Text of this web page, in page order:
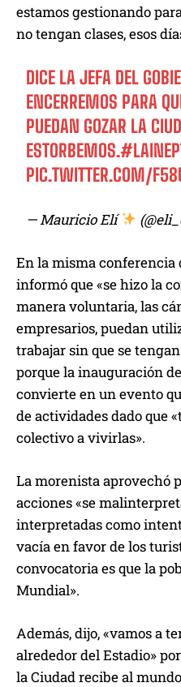
estamos gestionando
no tengan clases, esos
DICE LA JEFA DEL
ENCERREMOS PARA
PUEDAN GOZAR LA
ESTORBEMOS.
PIC.TWITTER.COM/
— Mauricio Elí
En la misma conferencia
informó que «se hizo la
manera voluntaria, las
empresarios, puedan
trabajar sin que se
porque la inauguración
convierte en un evento
de actividades dado que
colectivo a vivirlas».
La morenista aprovechó
acciones «se
interpretadas como
vacía en favor de los
convocatoria es que la
Mundial».
Además, dijo, «vamos a
alrededor del Estadio»
la Ciudad recibe al